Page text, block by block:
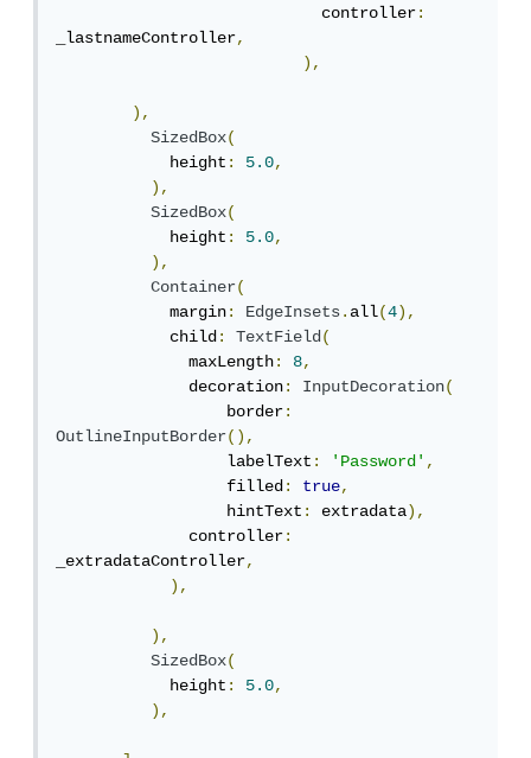
                            controller
:
_lastnameController,
),
),
SizedBox(
            height
: 5.0,
),
SizedBox(
            height
: 5.0,
),
Container(
            margin
: EdgeInsets.all(4),
            child
: TextField(
              maxLength
: 8,
              decoration
: InputDecoration(
                  border
:
OutlineInputBorder(),
                  labelText
: 'Password',
                  filled
: true,
                  hintText
: extradata),
              controller
:
_extradataController,
),
),
SizedBox(
            height
: 5.0,
),